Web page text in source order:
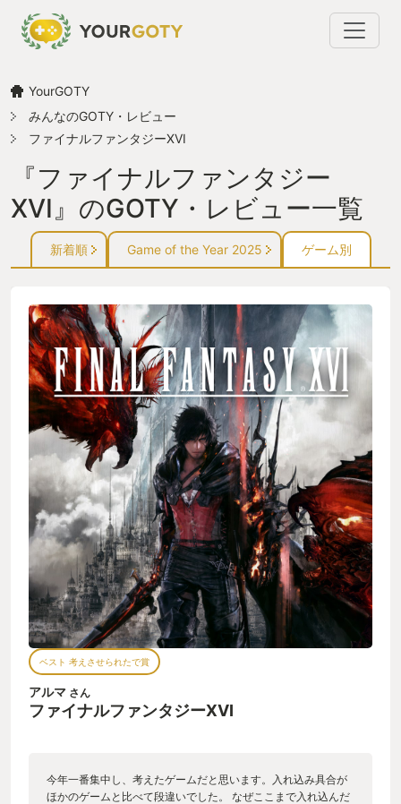
YourGOTY
みんなのGOTY・レビュー
ファイナルファンタジーXVI
『ファイナルファンタジー
XVI』のGOTY・レビュー一覧
新着順 Game of the Year 2025 ゲーム別
ベスト 考えさせられたで賞
アルマ さん
ファイナルファンタジーXVI
今年一番集中し、考えたゲームだと思います。入れ込み具合が
ほかのゲームと比べて段違いでした。 なぜここまで入れ込んだ